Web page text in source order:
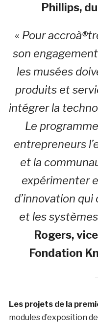
Phillips,
« Pour
son
les musées
produits et
intégrer la
Le
entrepreneurs
et la
expérimenter
d’innovation
et les systèmes
Rogers,
Fondation
Les projets de la
modules d’exposition